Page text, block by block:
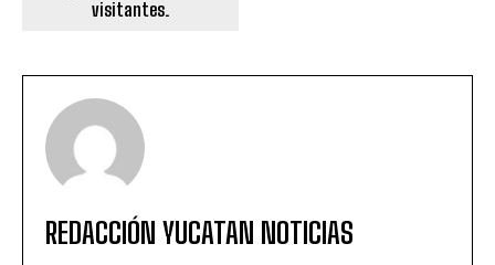
visitantes.
REDACCIÓN YUCATAN NOTICIAS